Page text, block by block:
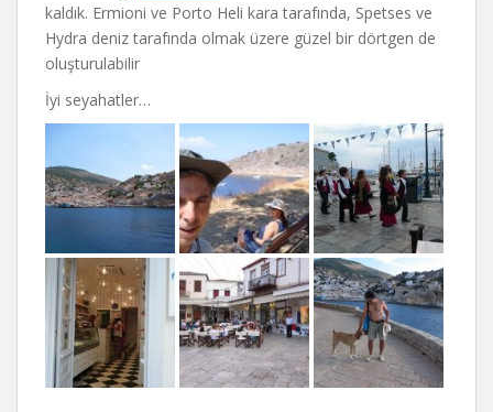
kaldık. Ermioni ve Porto Heli kara tarafında, Spetses ve
Hydra deniz tarafında olmak üzere güzel bir dörtgen de
oluşturulabilir
İyi seyahatler…